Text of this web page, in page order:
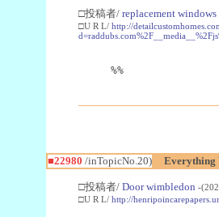
□投稿者/ replacement
□U R L/ http://
%%
■22980 /inTopicNo.20) Everything
□投稿者/ Door wimbledon -
□U R L/ http://